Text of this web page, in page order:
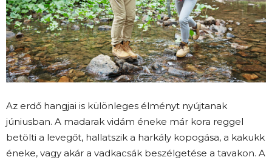
Az erdő hangjai is különleges élményt nyújtanak
júniusban. A madarak vidám éneke már kora reggel
betölti a levegőt, hallatszik a harkály kopogása, a kakukk
éneke, vagy akár a vadkacsák beszélgetése a tavakon. A